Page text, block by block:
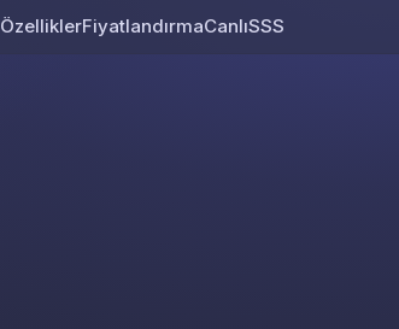
ÖzelliklerFiyatlandırmaCanlıSSS